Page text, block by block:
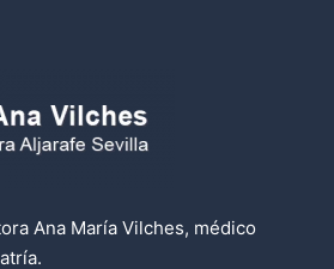
Ana María Vilches, médico